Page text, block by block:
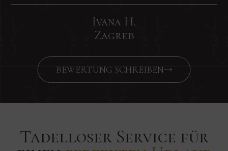
BEWERTUNG SCHREIBEN
Ivana H.
Zagreb
Tadelloser Service für